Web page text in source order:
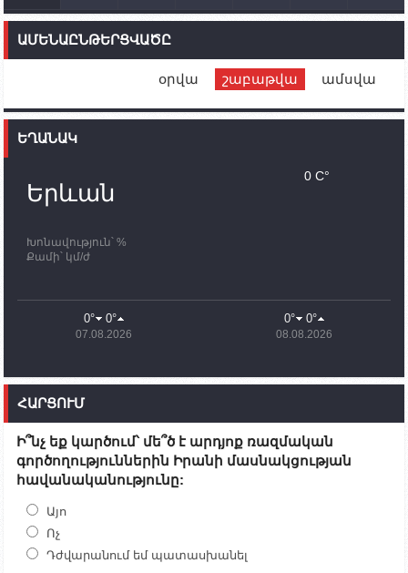
ունեն. կիպրոսցի խորհրդարանականը՝ Ալեն
Ֆրանսիայի ԱԳ նախարարը կայցելի Հայաստան
պատասխանատուներ կմնան ԼՂ-ում՝ մինչև
որոնողափրկարարական աշխատանքների
11:03
ՄԱԿ-ի առաքելությունը շատ, շատ, շատ օգտակար
Ադրբեջանի փոխվարչապետն այսօր կմեկնի
Ստեփանակերտ
10:07 02.10.2023
09:38 02.10.2023
Խումբն Արցախում կմնա` մինչև զոհվածների
աճյունների ու անհետ կորածների
Ժամը 18։00-ի դրությամբ ԼՂ-ից բռնի տեղահանված
ԱՄԵՆԱԸՆԹԵՐՑՎԱԾԸ
օրվա շաբաթվա ամսվա
ԵՂԱՆԱԿ
Երևան
Խոնավություն՝ %
Քամի՝ կմ/ժ
0 C°
0° 0°
07.08.2026
0° 0°
08.08.2026
ՀԱՐՑՈՒՄ
Ի՞նչ եք կարծում՝ մե՞ծ է արդյոք ռազմական
գործողություններին Իրանի մասնակցության
հավանականությունը:
Այո
Ոչ
Դժվարանում եմ պատասխանել